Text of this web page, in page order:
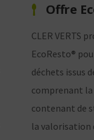
Offre
CLER VERTS
EcoResto®
déchets issus
comprenant
contenant de
la valorisation